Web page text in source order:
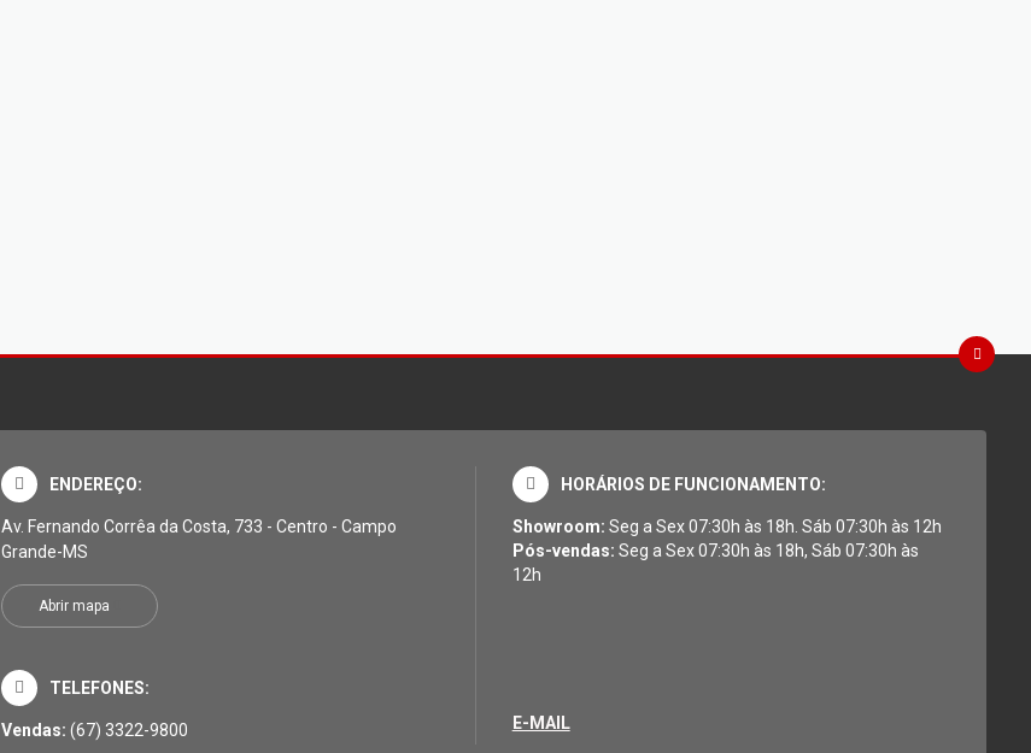
ENDEREÇO:
Av. Fernando Corrêa da Costa, 733 - Centro - Campo
Grande-MS
Abrir mapa
TELEFONES:
Vendas:(67) 3322-9800
HORÁRIOS DE FUNCIONAMENTO:
Showroom: Seg a Sex 07:30h às 18h. Sáb 07:30h às 12h
Pós-vendas: Seg a Sex 07:30h às 18h, Sáb 07:30h às
12h
E-MAIL